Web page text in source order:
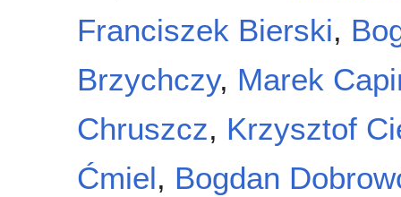
Franciszek Bierski,
Brzychczy, Marek
Chruszcz, Krzysztof
Ćmiel, Bogdan